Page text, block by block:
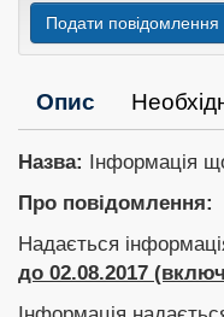
Подати повідомлення
Опис
Назва: Інформація
Про повідомлення:
Надається
до 02.08.2017